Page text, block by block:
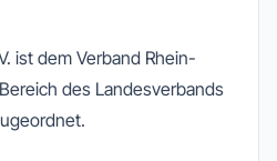
ist dem Verband Rhein-
des Landesverbands